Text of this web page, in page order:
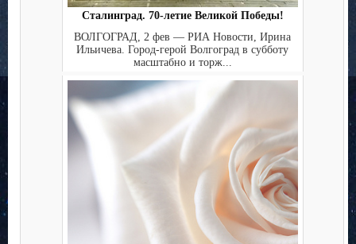
Сталинград. 70-летие Великой Победы!
ВОЛГОГРАД, 2 фев — РИА Новости, Ирина
Ильичева. Город-герой Волгоград в субботу
масштабно и торж...